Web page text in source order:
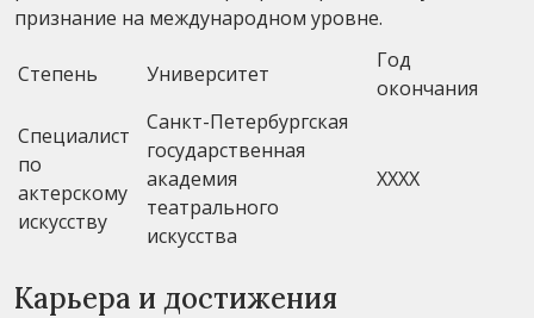
признание на международном уровне.
Степень Университет
Год
окончания
Специалист
по
актерскому
искусству
Санкт-Петербургская
государственная
академия
театрального
искусства
XXXX
Карьера и достижения